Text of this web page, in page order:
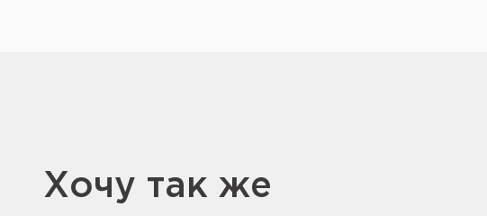
Хочу так же